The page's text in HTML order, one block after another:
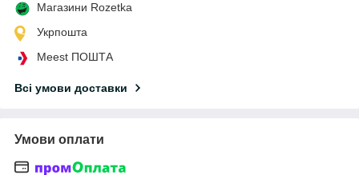
Магазини Rozetka
Укрпошта
Meest ПОШТА
Всі умови доставки
Умови оплати